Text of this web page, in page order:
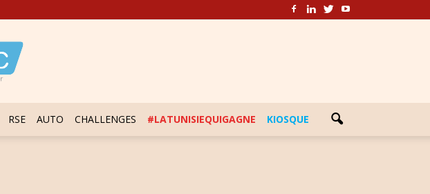
RSE AUTO CHALLENGES #LATUNISIEQUIGAGNE KIOSQUE